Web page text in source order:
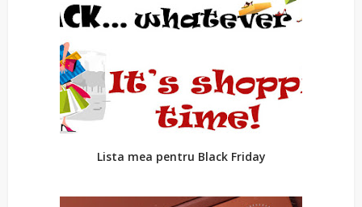
Lista mea pentru Black Friday